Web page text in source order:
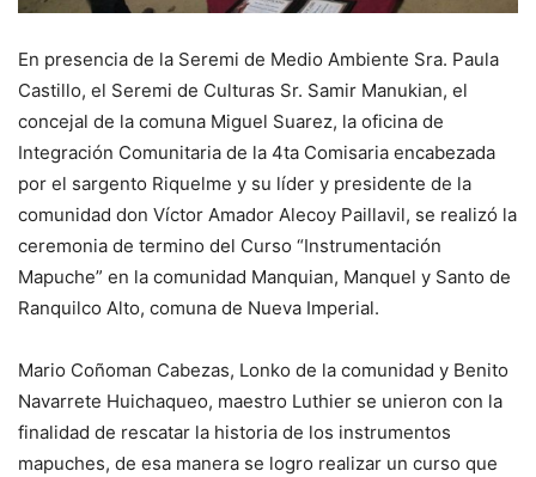
En presencia de la Seremi de Medio Ambiente Sra. Paula
Castillo, el Seremi de Culturas Sr. Samir Manukian, el
concejal de la comuna Miguel Suarez, la oficina de
Integración Comunitaria de la 4ta Comisaria encabezada
por el sargento Riquelme y su líder y presidente de la
comunidad don Víctor Amador Alecoy Paillavil, se realizó la
ceremonia de termino del Curso “Instrumentación
Mapuche” en la comunidad Manquian, Manquel y Santo de
Ranquilco Alto, comuna de Nueva Imperial.
Mario Coñoman Cabezas, Lonko de la comunidad y Benito
Navarrete Huichaqueo, maestro Luthier se unieron con la
finalidad de rescatar la historia de los instrumentos
mapuches, de esa manera se logro realizar un curso que